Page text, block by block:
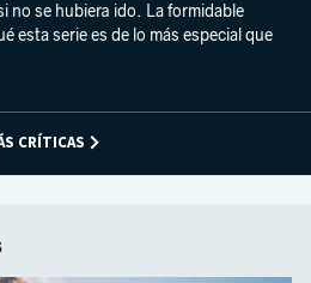
no se hubiera ido. La formidable
esta serie es de lo más especial que
CRÍTICAS